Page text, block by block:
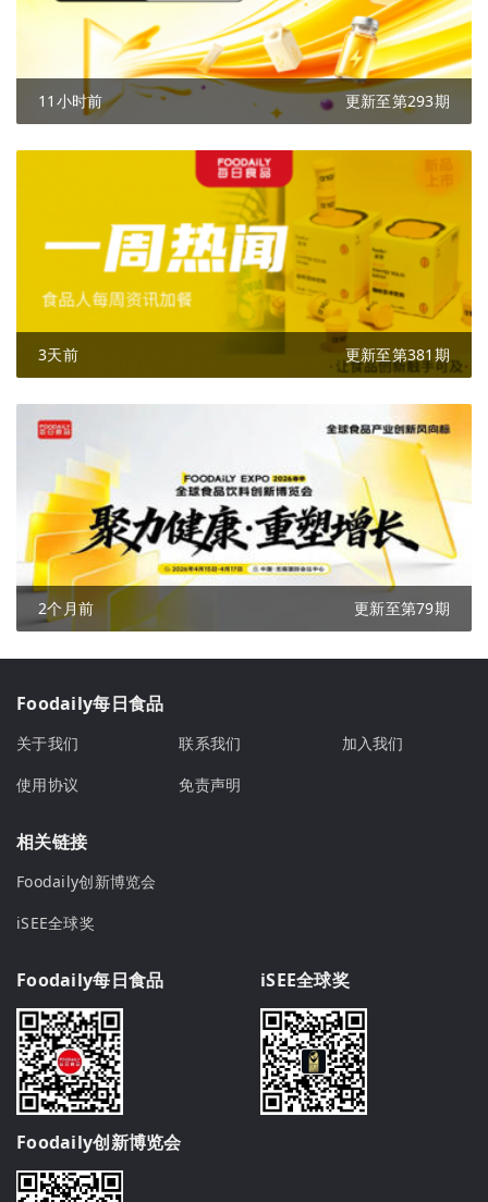
11小时前 更新至第293期
3天前 更新至第381期
2个月前 更新至第79期
Foodaily每日食品
关于我们 联系我们
加入我们
使用协议
免责声明
相关链接
Foodaily创新博览会
iSEE全球奖
Foodaily每日食品 iSEE全球奖
Foodaily创新博览会